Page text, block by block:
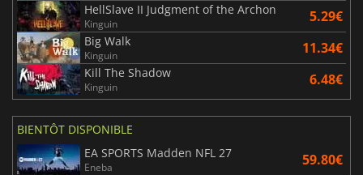
HellSlave II Judgment of the Archon
Kinguin 5.29€
Big Walk
Kinguin 11.34€
Kill The Shadow
Kinguin 6.48€
BIENTÔT DISPONIBLE
EA SPORTS Madden NFL 27
Eneba 59.80€